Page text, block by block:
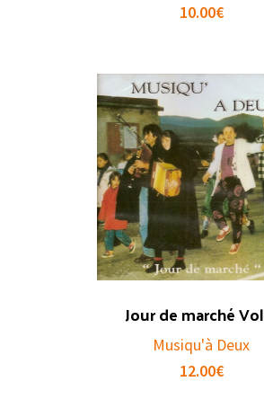
10.00€
Jour de marché
Musiqu'à Deux
12.00€